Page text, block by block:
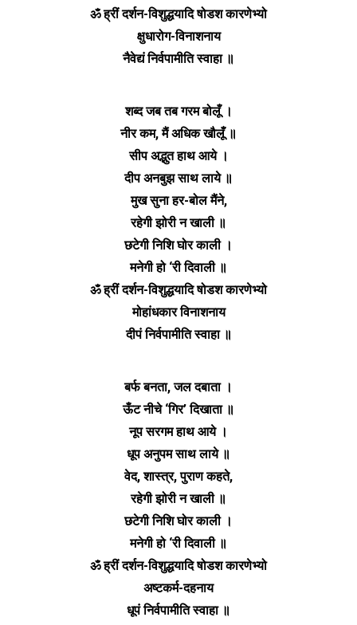
ॐ ह्रीं दर्शन-विशुद्धयादि षोडश कारणेभ्यो
क्षुधारोग-विनाशनाय
नैवेद्यं निर्वपामीति स्वाहा ॥
शब्द जब तब गरम बोलूँ ।
नीर कम, मैं अधिक खौलूँ ॥
सीप अद्भुत हाथ आये ।
दीप अनबुझ साथ लाये ॥
मुख सुना हर-बोल मैंने,
रहेगी झोरी न खाली ॥
छटेगी निशि घोर काली ।
मनेगी हो ‘री दिवाली ॥
ॐ ह्रीं दर्शन-विशुद्धयादि षोडश कारणेभ्यो
मोहांधकार विनाशनाय
दीपं निर्वपामीति स्वाहा ॥
बर्फ बनता, जल दबाता ।
ऊँट नीचे ‘गिर’ दिखाता ॥
नूप सरगम हाथ आये ।
धूप अनुपम साथ लाये ॥
वेद, शास्त्र, पुराण कहते,
रहेगी झोरी न खाली ॥
छटेगी निशि घोर काली ।
मनेगी हो ‘री दिवाली ॥
ॐ ह्रीं दर्शन-विशुद्धयादि षोडश कारणेभ्यो
अष्टकर्म-दहनाय
धूपं निर्वपामीति स्वाहा ॥